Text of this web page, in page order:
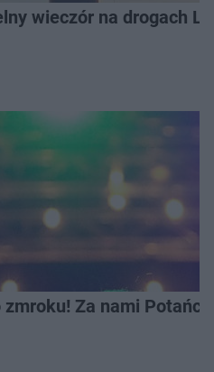
wieczór na drogach
Za nami